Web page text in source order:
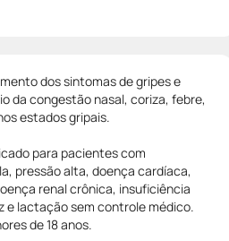
dos sintomas de gripes e
da congestão nasal, coriza, febre,
estados gripais.
para pacientes com
pressão alta, doença cardíaca,
renal crônica, insuficiência
e lactação sem controle médico.
de 18 anos.